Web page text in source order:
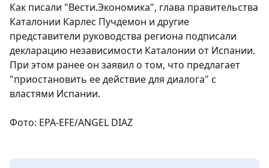
Как писали "Вести.Экономика", глава правительства
Каталонии Карлес Пучдемон и другие
представители руководства региона подписали
декларацию независимости Каталонии от Испании.
При этом ранее он заявил о том, что предлагает
"приостановить ее действие для диалога" с
властями Испании.
Фото: EPA-EFE/ANGEL DIAZ